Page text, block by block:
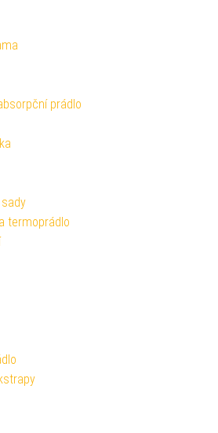
prádlo
termoprádlo